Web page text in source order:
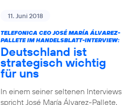
11. Juni 2018
TELEFONICA CEO JOSÉ MARÍA ÁLVAREZ-
PALLETE IM HANDELSBLATT-INTERVIEW:
Deutschland ist
strategisch wichtig
für uns
In einem seiner seltenen Interviews
spricht José María Álvarez-Pallete,